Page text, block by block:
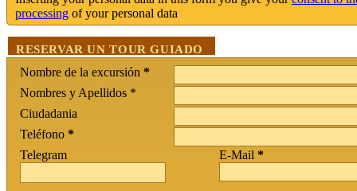
processing of your personal data
RESERVAR UN TOUR GUIADO
Nombre de la excursión *
Nombres y Apellidos *
Ciudadania
Teléfono *
Telegram
E-Mail *